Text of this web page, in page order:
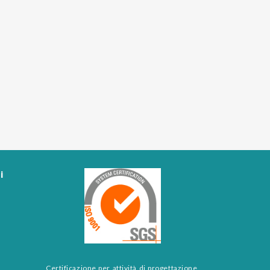
Certificazione per attività di progettazione,